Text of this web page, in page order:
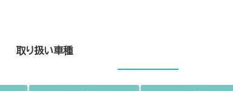
取り扱い車種